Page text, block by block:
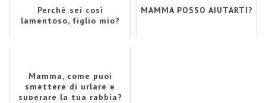
Perchè sei così
lamentoso, figlio mio?
MAMMA POSSO AIUTARTI?
Mamma, come puoi
smettere di urlare e
superare la tua rabbia?